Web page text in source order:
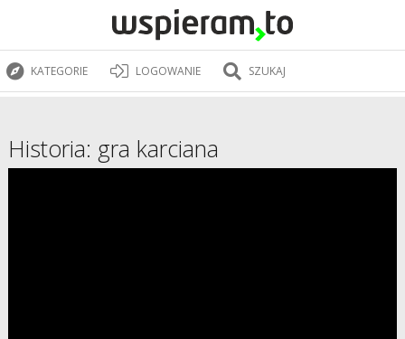
KATEGORIE LOGOWANIE SZUKAJ
Historia: gra karciana